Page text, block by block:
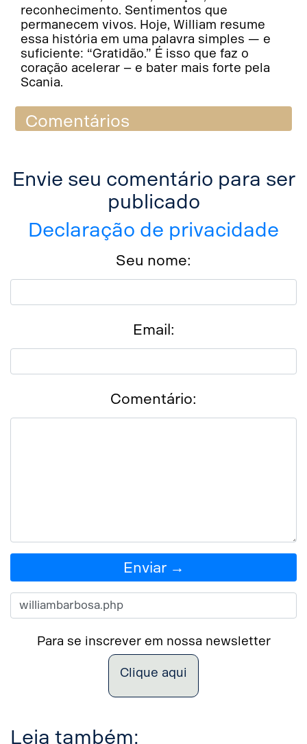
reconhecimento. Sentimentos que
permanecem vivos. Hoje, William resume
essa história em uma palavra simples — e
suficiente: “Gratidão.” É isso que faz o
coração acelerar – e bater mais forte pela
Scania.
Comentários
Envie seu comentário para ser
publicado
Declaração de privacidade
Seu nome:
Email:
Comentário:
Enviar →
Para se inscrever em nossa newsletter
Clique aqui
Leia também: